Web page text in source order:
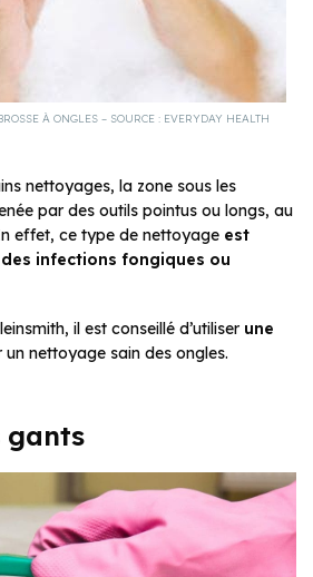
À ONGLES – SOURCE : EVERYDAY HEALTH
nettoyages, la zone sous les
par des outils pointus ou longs, au
effet, ce type de nettoyage est
infections fongiques ou
il est conseillé d’utiliser une
un nettoyage sain des ongles.
gants